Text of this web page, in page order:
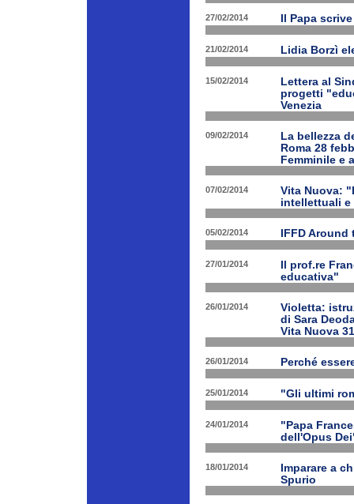
27/02/2014 Il Papa
21/02/2014 Lidia Borzì
15/02/2014
Lettera al
progetti
Venezia
09/02/2014
La bellezza
Roma 28
Femminile e
07/02/2014
Vita Nuova:
intellettuali e
05/02/2014 IFFD
27/01/2014
Il prof.re
educativa"
26/01/2014
Violetta:
di Sara
Vita Nuova
26/01/2014 Perché
25/01/2014 "Gli ultimi
24/01/2014
"Papa
dell'Opus
18/01/2014
Imparare a
Spurio